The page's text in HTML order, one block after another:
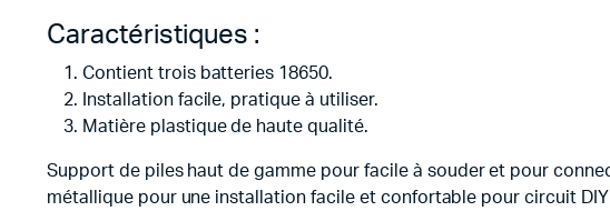
Caractéristiques :
Contient trois batteries 18650.
Installation facile, pratique à utiliser.
Matière plastique de haute qualité.
Support de piles haut de gamme pour facile à souder et pour
métallique pour une installation facile et confortable pour circuit